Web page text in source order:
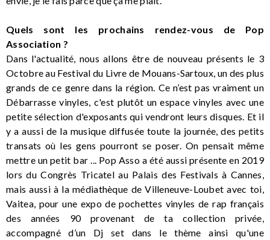
Quels sont les prochains rendez-vous de Pop
Association ?
Dans l'actualité, nous allons être de nouveau présents le 3
Octobre au Festival du Livre de Mouans-Sartoux, un des plus
grands de ce genre dans la région. Ce n’est pas vraiment un
Débarrasse vinyles, c'est plutôt un espace vinyles avec une
petite sélection d'exposants qui vendront leurs disques. Et il
y a aussi de la musique diffusée toute la journée, des petits
transats où les gens pourront se poser. On pensait même
mettre un petit bar ... Pop Asso a été aussi présente en 2019
lors du Congrès Tricatel au Palais des Festivals à Cannes,
mais aussi à la médiathèque de Villeneuve-Loubet avec toi,
Vaitea, pour une expo de pochettes vinyles de rap français
des années 90 provenant de ta collection privée,
accompagné d’un Dj set dans le thème ainsi qu'une